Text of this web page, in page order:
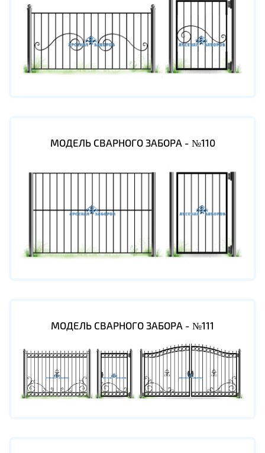
МОДЕЛЬ СВАРНОГО ЗАБОРА - №110
МОДЕЛЬ СВАРНОГО ЗАБОРА - №111